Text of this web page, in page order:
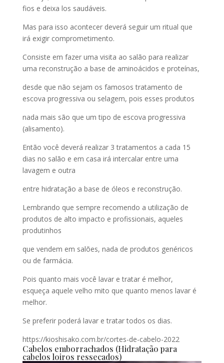
fios e deixa los saudáveis.
Mas para isso acontecer deverá seguir um ritual que
irá exigir comprometimento.
Consiste em fazer uma visita ao salão para realizar
uma reconstrução a base de aminoácidos e proteínas,
desde que não sejam os famosos tratamento de
escova progressiva ou selagem, pois esses produtos
nada mais são que um tipo de escova progressiva
(alisamento).
Então você deverá realizar 3 tratamentos a cada 15
dias no salão e em casa irá intercalar entre uma
lavagem e outra
entre hidratação a base de óleos e reconstrução.
Lembrando que sempre recomendo a utilização de
produtos de alto impacto e profissionais, aqueles
produtinhos
que vendem em salões, nada de produtos genéricos
ou de farmácia.
Pois quanto mais você lavar e tratar é melhor,
esqueça aquele velho mito que quanto menos lavar é
melhor.
Se preferir poderá lavar e tratar todos os dias.
https://kioshisako.com.br/cortes-de-cabelo-2022
Cabelos emborrachados (Hidratação para
cabelos loiros ressecados)